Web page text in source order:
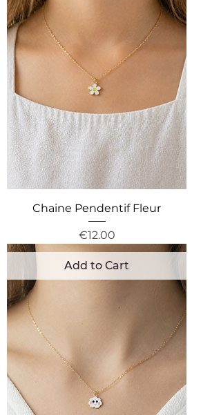
Chaine Pendentif Fleur
Price
€12.00
Add to Cart